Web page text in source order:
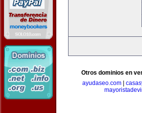
Otros dominios en
ayudaseo.com